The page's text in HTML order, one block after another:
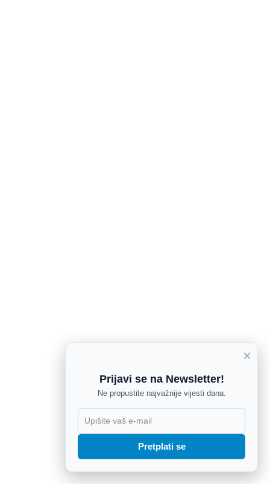
×
Prijavi se na Newsletter!
Ne propustite najvažnije vijesti dana.
Pretplati se